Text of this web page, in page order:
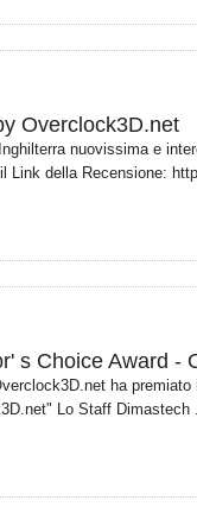
Overclock3D.net
nuovissima e
Link della Recensione:
s Choice Award -
ha
Lo Staff Dimastech